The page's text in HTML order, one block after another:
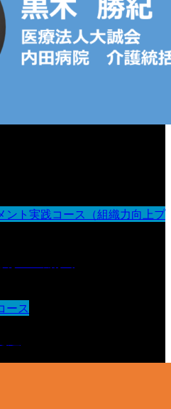
ント実践コース（組織力向上プ
ース